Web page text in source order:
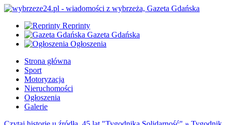
Reprinty
Gazeta Gdańska
Ogłoszenia
Strona główna
Sport
Motoryzacja
Nieruchomości
Ogłoszenia
Galerie